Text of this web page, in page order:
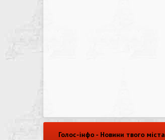
Голос-інфо - Новини твого міста